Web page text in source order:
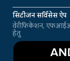
सिटीजन सर्विसेस ऐप
वेरीफिकेशन,
हेतु